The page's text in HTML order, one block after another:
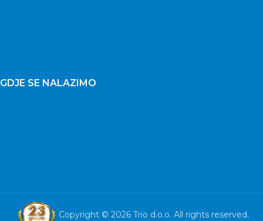
GDJE SE NALAZIMO
Copyright © 2026 Trio d.o.o. All rights reserved.